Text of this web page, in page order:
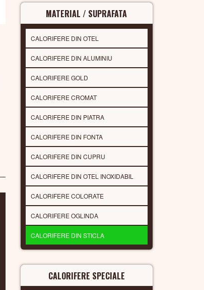
MATERIAL / SUPRAFATA
CALORIFERE DIN OTEL
CALORIFERE DIN ALUMINIU
CALORIFERE GOLD
CALORIFERE CROMAT
CALORIFERE DIN PIATRA
CALORIFERE DIN FONTA
CALORIFERE DIN CUPRU
CALORIFERE DIN OTEL INOXIDABIL
CALORIFERE COLORATE
CALORIFERE OGLINDA
CALORIFERE DIN STICLA
CALORIFERE SPECIALE